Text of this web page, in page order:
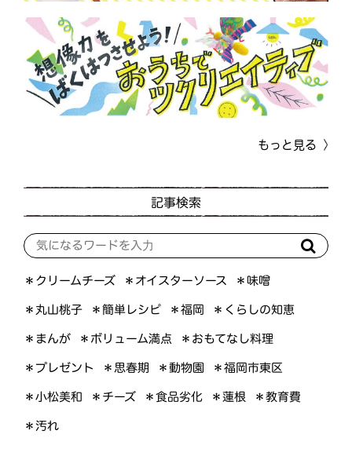
もっと見る
記事検索
＊クリームチーズ ＊オイスターソース ＊味噌
＊丸山桃子 ＊簡単レシピ ＊福岡 ＊くらしの知恵
＊まんが ＊ボリューム満点 ＊おもてなし料理
＊プレゼント ＊思春期 ＊動物園 ＊福岡市東区
＊小松美和 ＊チーズ ＊食品劣化 ＊蓮根 ＊教育費
＊汚れ